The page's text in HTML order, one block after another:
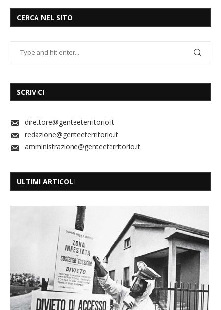
CERCA NEL SITO
SCRIVICI
direttore@genteeterritorio.it
redazione@genteeterritorio.it
amministrazione@genteeterritorio.it
ULTIMI ARTICOLI